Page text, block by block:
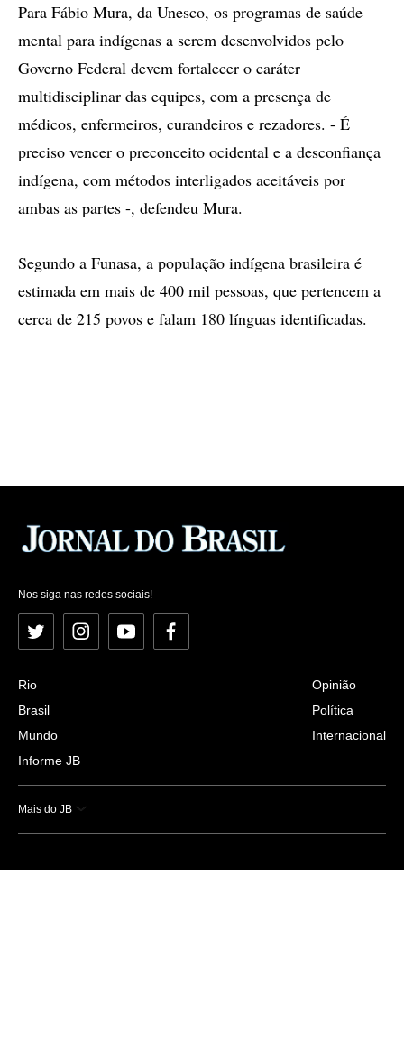
Para Fábio Mura, da Unesco, os programas de saúde
mental para indígenas a serem desenvolvidos pelo
Governo Federal devem fortalecer o caráter
multidisciplinar das equipes, com a presença de
médicos, enfermeiros, curandeiros e rezadores. - É
preciso vencer o preconceito ocidental e a desconfiança
indígena, com métodos interligados aceitáveis por
ambas as partes -, defendeu Mura.
Segundo a Funasa, a população indígena brasileira é
estimada em mais de 400 mil pessoas, que pertencem a
cerca de 215 povos e falam 180 línguas identificadas.
Nos siga nas redes sociais!
Twitter InstagramYouTubeFacebook
Rio
Brasil
Mundo
Informe JB
Opinião
Política
Internacional
Mais do JB
Esportes